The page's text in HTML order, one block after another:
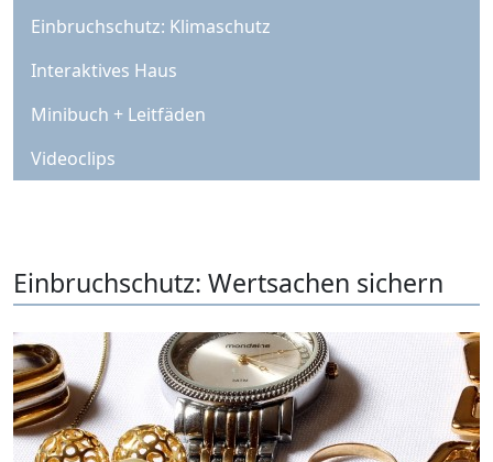
Einbruchschutz: Klimaschutz
Interaktives Haus
Minibuch + Leitfäden
Videoclips
Einbruchschutz: Wertsachen sichern